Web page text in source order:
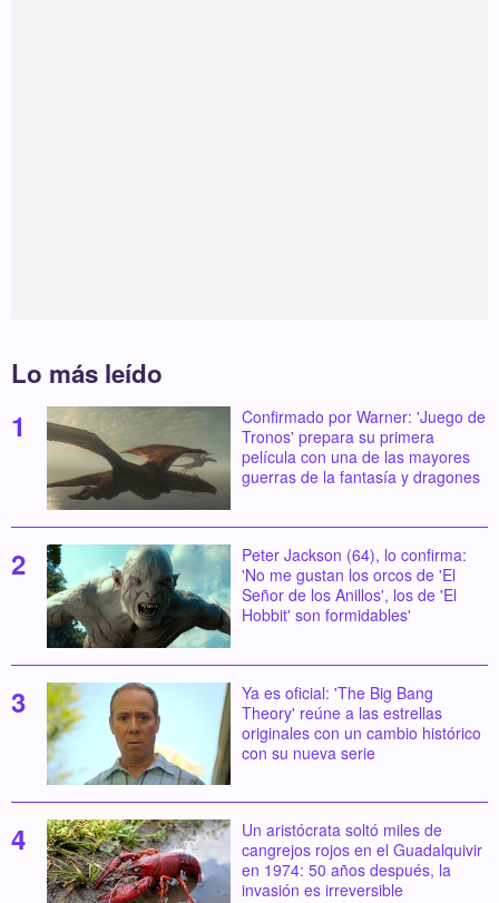
Lo más leído
Confirmado por Warner: 'Juego de
Tronos' prepara su primera
película con una de las mayores
guerras de la fantasía y dragones
Peter Jackson (64), lo confirma:
'No me gustan los orcos de 'El
Señor de los Anillos', los de 'El
Hobbit' son formidables'
Ya es oficial: 'The Big Bang
Theory' reúne a las estrellas
originales con un cambio histórico
con su nueva serie
Un aristócrata soltó miles de
cangrejos rojos en el Guadalquivir
en 1974: 50 años después, la
invasión es irreversible